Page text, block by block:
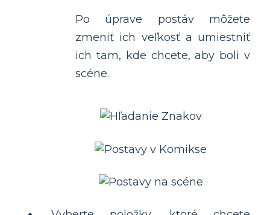
Po úprave postáv môžete
zmeniť ich veľkosť a umiestniť
ich tam, kde chcete, aby boli v
scéne.